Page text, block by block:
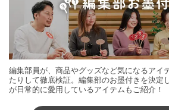
編集部員が、商品やグッズなど気になるアイ
たりして徹底検証。編集部のお墨付きを決定
が日常的に愛用しているアイテムもご紹介！